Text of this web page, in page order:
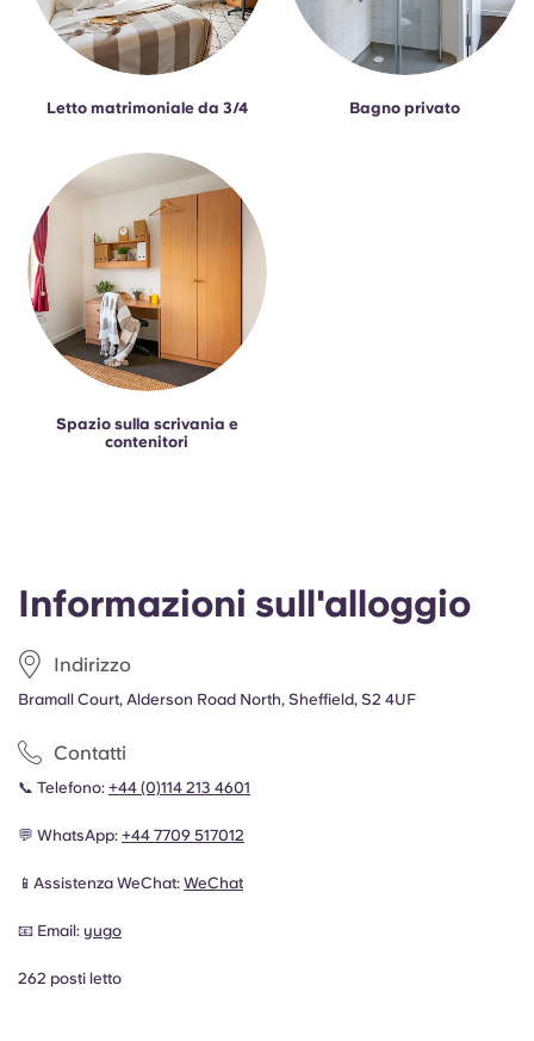
Informazioni sull'alloggio
Indirizzo
Bramall Court, Alderson Road North, Sheffield, S2 4UF
Contatti
📞 Telefono: +44 (0)114 213 4601
💬 WhatsApp: +44 7709 517012
📱Assistenza WeChat: WeChat
📧 Email: yugo
262 posti letto
Letto matrimoniale da 3/4 Bagno privato
Spazio sulla scrivania e
contenitori